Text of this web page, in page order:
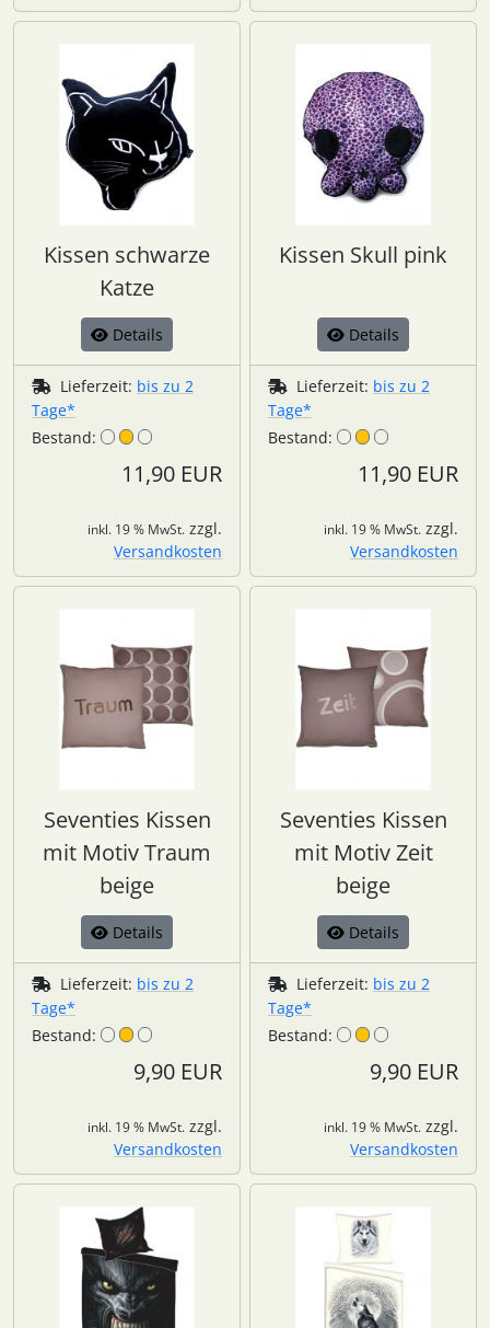
Kissen schwarze
Katze
Details
Lieferzeit: bis zu 2
Tage*
Bestand:
11,90 EUR
inkl. 19 % MwSt. zzgl.
Versandkosten
Kissen Skull pink
Details
Lieferzeit: bis zu 2
Tage*
Bestand:
11,90 EUR
inkl. 19 % MwSt. zzgl.
Versandkosten
Seventies Kissen
mit Motiv Traum
beige
Details
Lieferzeit: bis zu 2
Tage*
Bestand:
9,90 EUR
inkl. 19 % MwSt. zzgl.
Versandkosten
Seventies Kissen
mit Motiv Zeit
beige
Details
Lieferzeit: bis zu 2
Tage*
Bestand:
9,90 EUR
inkl. 19 % MwSt. zzgl.
Versandkosten